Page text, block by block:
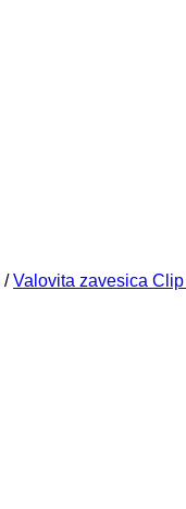
/ Valovita zavesica